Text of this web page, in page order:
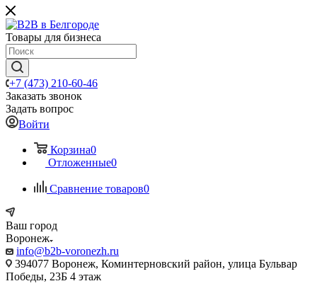
Товары для бизнеса
+7 (473) 210-60-46
Заказать звонок
Задать вопрос
Войти
Корзина0
Отложенные0
Сравнение товаров0
Ваш город
Воронеж
info@b2b-voronezh.ru
394077 Воронеж, Коминтерновский район, улица Бульвар
Победы, 23Б​ 4 этаж